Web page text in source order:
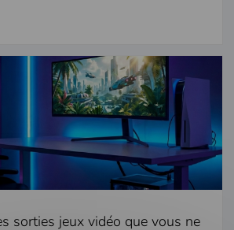
sorties jeux vidéo que vous ne